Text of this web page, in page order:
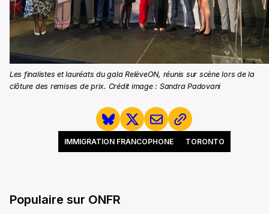
Les finalistes et lauréats du gala RelèveON, réunis sur scène lors de la
clôture des remises de prix. Crédit image : Sandra Padovani
IMMIGRATION FRANCOPHONE TORONTO
Populaire sur ONFR